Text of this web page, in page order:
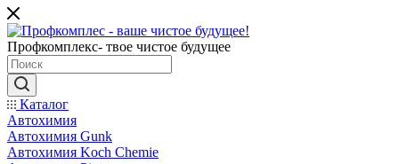
Профкомплекс- твое чистое будущее
Каталог
Автохимия
Автохимия Gunk
Автохимия Koch Chemie